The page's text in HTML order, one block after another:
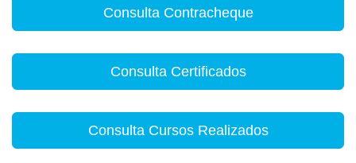
Consulta Contracheque
Consulta Certificados
Consulta Cursos Realizados